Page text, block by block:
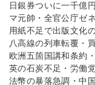
日銀券ついに一千億
マ元帥・全官公庁ゼ
用紙不足で出版文化
八高線の列車転覆・
欧洲五箇国講和条約
英の石炭不足・労働
法幣の暴落急調・中